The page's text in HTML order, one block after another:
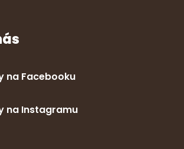
na Facebooku
na Instagramu